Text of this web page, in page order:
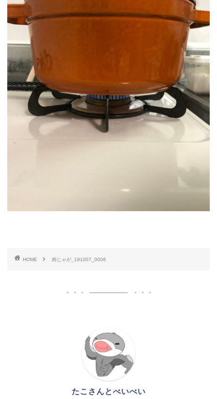
HOME 肉じゃが_191007_0006
たこさんとべいべい